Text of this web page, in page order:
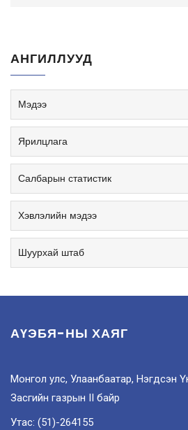
АНГИЛЛУУД
Мэдээ
Ярилцлага
Салбарын статистик
Хэвлэлийн мэдээ
Шуурхай штаб
АҮЭБЯ-НЫ ХАЯГ
Монгол улс, Улаанбаатар, Нэгдсэн
Засгийн газрын II байр
Утас: (51)-264155